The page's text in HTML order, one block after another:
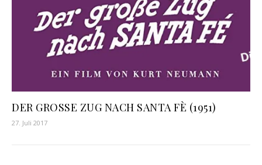
DER GROSSE ZUG NACH SANTA FÈ (1951)
27. Juli 2017